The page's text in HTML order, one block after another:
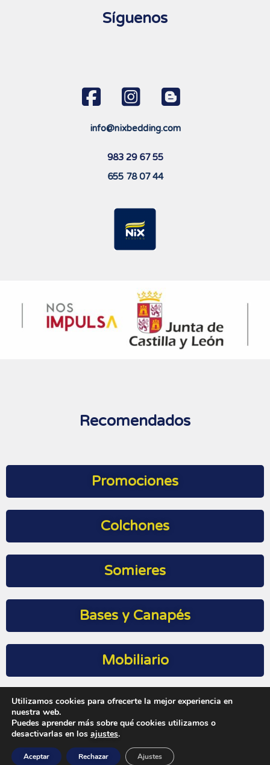
Síguenos
info@nixbedding.com
983 29 67 55
655 78 07 44
Recomendados
Promociones
Colchones
Somieres
Bases y Canapés
Mobiliario
Geriatría
Aviso Legal – Política de Privacidad –
Utilizamos cookies para ofrecerte la mejor experiencia en
nuestra web.
Puedes aprender más sobre qué cookies utilizamos o
desactivarlas en los ajustes.
Aceptar Rechazar Ajustes